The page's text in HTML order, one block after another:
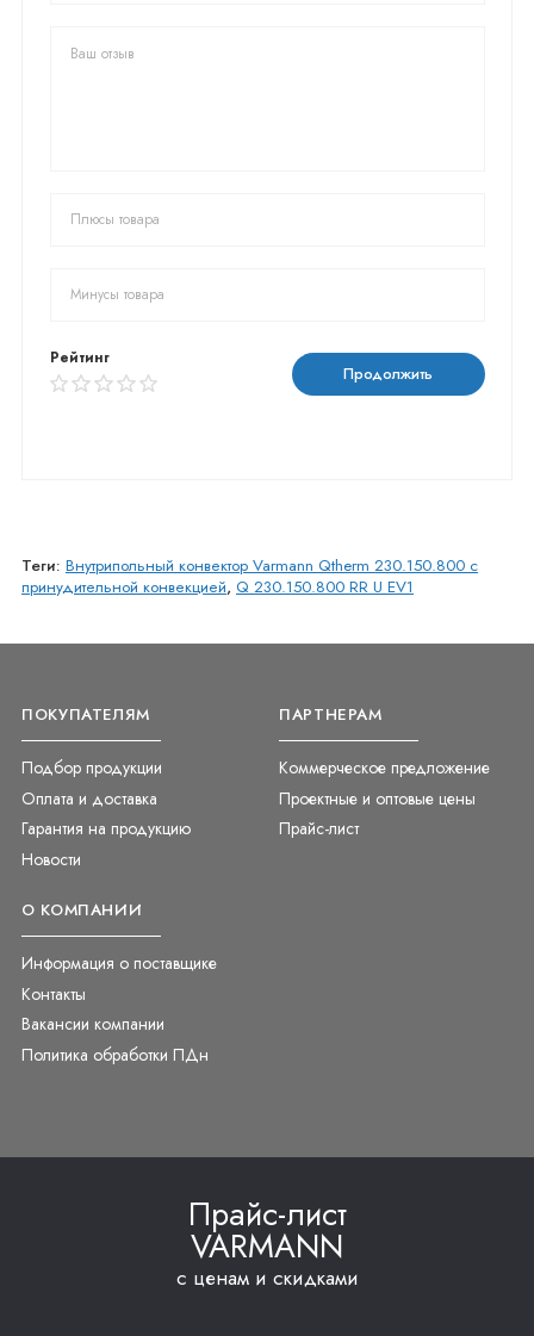
Рейтинг
Продолжить
Теги: Внутрипольный конвектор Varmann Qtherm 230.150.800 с
принудительной конвекцией, Q 230.150.800 RR U EV1
ПОКУПАТЕЛЯМ
Подбор продукции
Оплата и доставка
Гарантия на продукцию
Новости
ПАРТНЕРАМ
Коммерческое предложение
Проектные и оптовые цены
Прайс-лист
О КОМПАНИИ
Информация о поставщике
Контакты
Вакансии компании
Политика обработки ПДн
Прайс-лист
VARMANN
с ценам и скидками